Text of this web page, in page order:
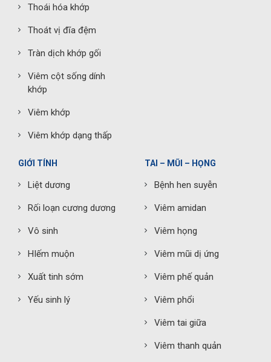
Thoái hóa khớp
Thoát vị đĩa đệm
Tràn dịch khớp gối
Viêm cột sống dính
khớp
Viêm khớp
Viêm khớp dạng thấp
GIỚI TÍNH
Liệt dương
Rối loạn cương dương
Vô sinh
HIếm muộn
Xuất tinh sớm
Yếu sinh lý
TAI – MŨI – HỌNG
Bệnh hen suyễn
Viêm amidan
Viêm họng
Viêm mũi dị ứng
Viêm phế quản
Viêm phổi
Viêm tai giữa
Viêm thanh quản